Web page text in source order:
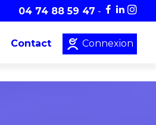
04 74 88 59 47 -
Contact Connexion